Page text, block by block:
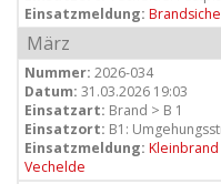
Einsatzmeldung:
März
Nummer: 2026-034
Datum: 31.03.2026 19:03
Einsatzart: Brand > B 1
Einsatzort: B1:
Einsatzmeldung:
Vechelde